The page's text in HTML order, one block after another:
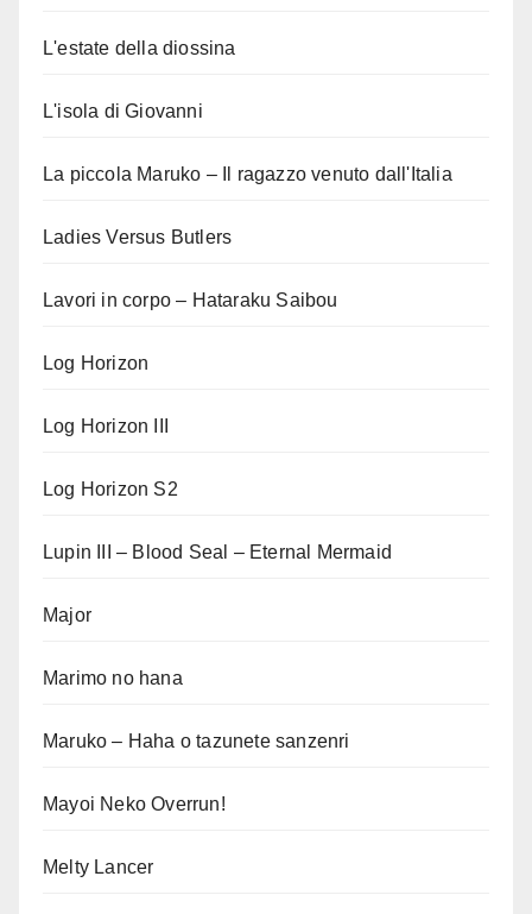
L'estate della diossina
L'isola di Giovanni
La piccola Maruko – Il ragazzo venuto dall'Italia
Ladies Versus Butlers
Lavori in corpo – Hataraku Saibou
Log Horizon
Log Horizon III
Log Horizon S2
Lupin III – Blood Seal – Eternal Mermaid
Major
Marimo no hana
Maruko – Haha o tazunete sanzenri
Mayoi Neko Overrun!
Melty Lancer